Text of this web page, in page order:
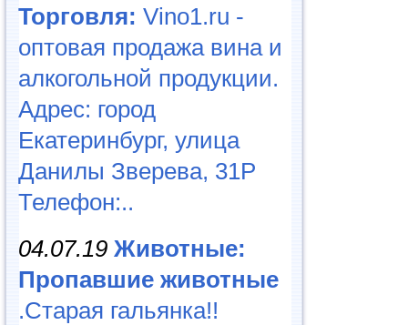
Торговля: Vino1.ru -
оптовая продажа вина и
алкогольной продукции.
Адрес: город
Екатеринбург, улица
Данилы Зверева, 31Р
Телефон:..
04.07.19 Животные:
Пропавшие животные
.Старая гальянка!!